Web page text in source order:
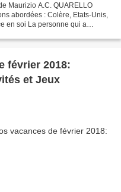
Maurizio A.C. QUARELLO
abordées : Colère, Etats-Unis,
en soi La personne qui a
février 2018:
et Jeux